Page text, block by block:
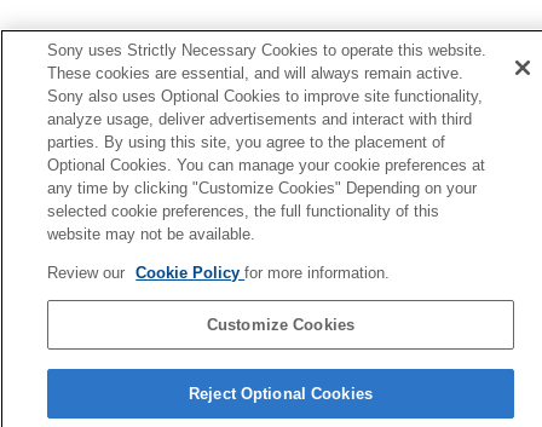
Antippen
Einstellen des Touchsensor-Bedienfelds
Ändern der[Umg.geräusch-Strg]-
Bedienungseinstellung
Wechseln des Service, derQuick Access
zugewiesen wurde
Ändern der Prioritätseinstellung (LE Audio-
Verbindungsqualität) für dieBLUETOOTH-
Verbindung (
Aktivieren der Kopfhörersteuerung durch
Kopfgesten wie Nicken und Kopfschütteln
Einstellen einerLE Audio-Verbindung für
Kopfhörer
Bestimmen der optimalen Größe der
Zurück
von Benachrichtigung und Sprachführung
Weiter
Initialisieren der
Sprachenauswahlseite
4-730-254-46(1)
Sony uses Strictly Necessary Cookies to operate this website.
These cookies are essential, and will always remain active.
Sony also uses Optional Cookies to improve site functionality,
analyze usage, deliver advertisements and interact with third
parties. By using this site, you agree to the placement of
Optional Cookies. You can manage your cookie preferences at
any time by clicking "Customize Cookies" Depending on your
selected cookie preferences, the full functionality of this
website may not be available.
Review our Cookie Policyfor more information.
Customize Cookies
Reject Optional Cookies